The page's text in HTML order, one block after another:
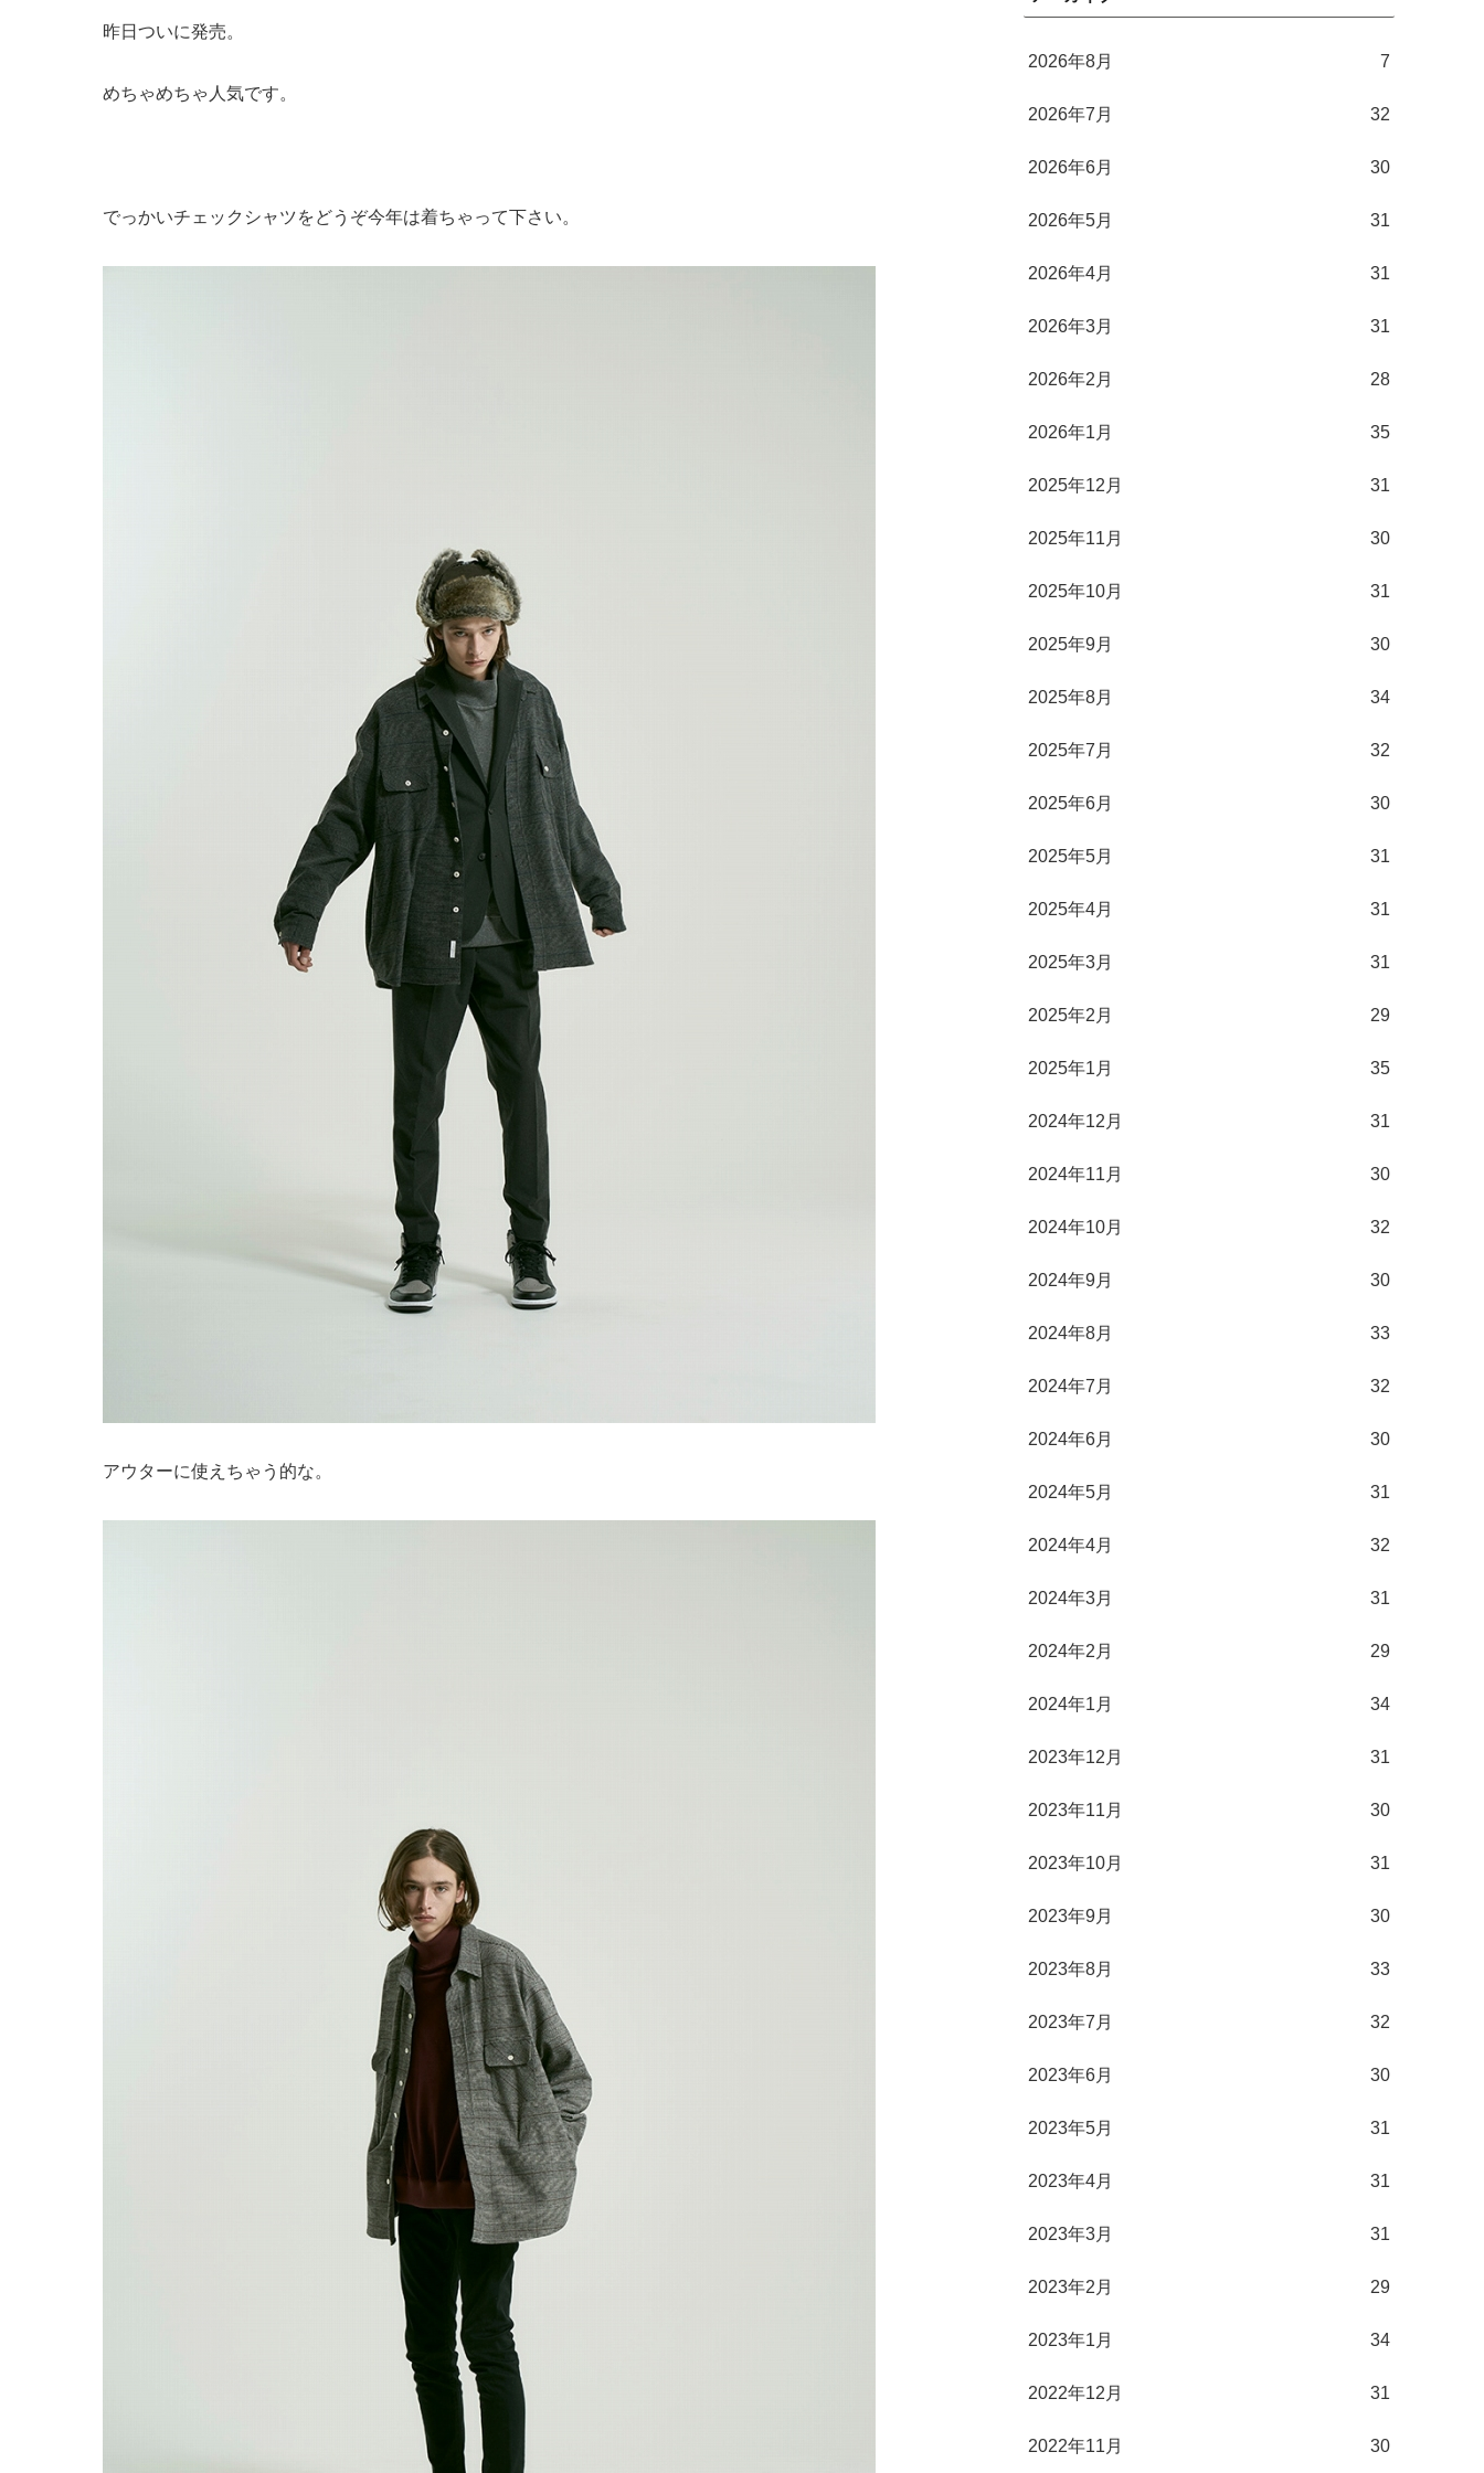
昨日ついに発売。
めちゃめちゃ人気です。
でっかいチェックシャツをどうぞ今年は着ちゃって下さい。
アウターに使えちゃう的な。
2026年8月 7
2026年7月 32
2026年6月 30
2026年5月 31
2026年4月 31
2026年3月 31
2026年2月 28
2026年1月 35
2025年12月 31
2025年11月 30
2025年10月 31
2025年9月 30
2025年8月 34
2025年7月 32
2025年6月 30
2025年5月 31
2025年4月 31
2025年3月 31
2025年2月 29
2025年1月 35
2024年12月 31
2024年11月 30
2024年10月 32
2024年9月 30
2024年8月 33
2024年7月 32
2024年6月 30
2024年5月 31
2024年4月 32
2024年3月 31
2024年2月 29
2024年1月 34
2023年12月 31
2023年11月 30
2023年10月 31
2023年9月 30
2023年8月 33
2023年7月 32
2023年6月 30
2023年5月 31
2023年4月 31
2023年3月 31
2023年2月 29
2023年1月 34
2022年12月 31
2022年11月 30